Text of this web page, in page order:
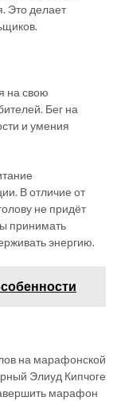
Это делает
на свою
Бег на
и умения
В отличие от
не придёт
принимать
энергию.
на марафонской
Элиуд Кипчоге
марафон